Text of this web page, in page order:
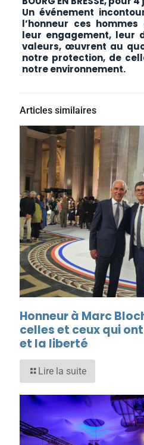
Un événement
l’honneur ces
leur engagement, leur
valeurs, œuvrent au
notre protection, de
notre environnement.
Articles similaires
Honneur à Marc
celles et ceux qui
et la liberté
Lire la suite